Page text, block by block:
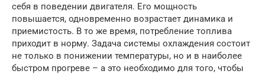
себя в поведении двигателя. Его мощность
повышается, одновременно возрастает динамика и
приемистость. В то же время, потребление топлива
приходит в норму. Задача системы охлаждения состоит
не только в понижении температуры, но и в наиболее
быстром прогреве – а это необходимо для того, чтобы